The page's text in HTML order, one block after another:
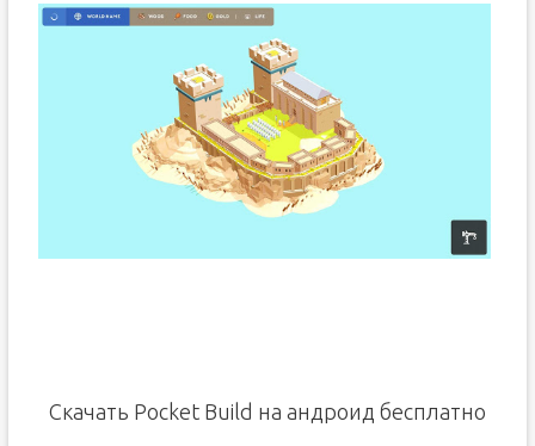
Скачать Pocket Build на андроид бесплатно